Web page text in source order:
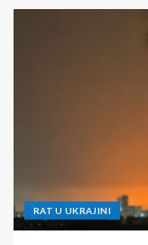
RAT U UKRAJINI